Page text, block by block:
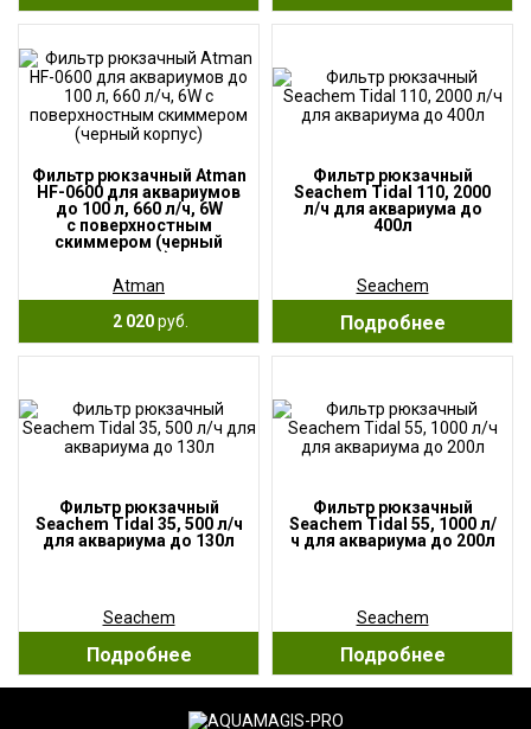
Фильтр рюкзачный Atman
HF-0600 для аквариумов
до 100 л, 660 л/ч, 6W
с поверхностным
скиммером (черный
корпус)
Atman
2 020руб.
Фильтр рюкзачный
Seachem Tidal 110, 2000
л/ч для аквариума до
400л
Seachem
Подробнее
Фильтр рюкзачный
Seachem Tidal 35, 500 л/ч
для аквариума до 130л
Seachem
Подробнее
Фильтр рюкзачный
Seachem Tidal 55, 1000 л/
ч для аквариума до 200л
Seachem
Подробнее